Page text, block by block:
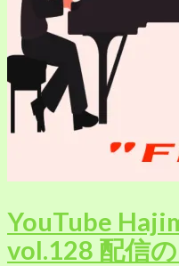
YouTube
vol.128 配信